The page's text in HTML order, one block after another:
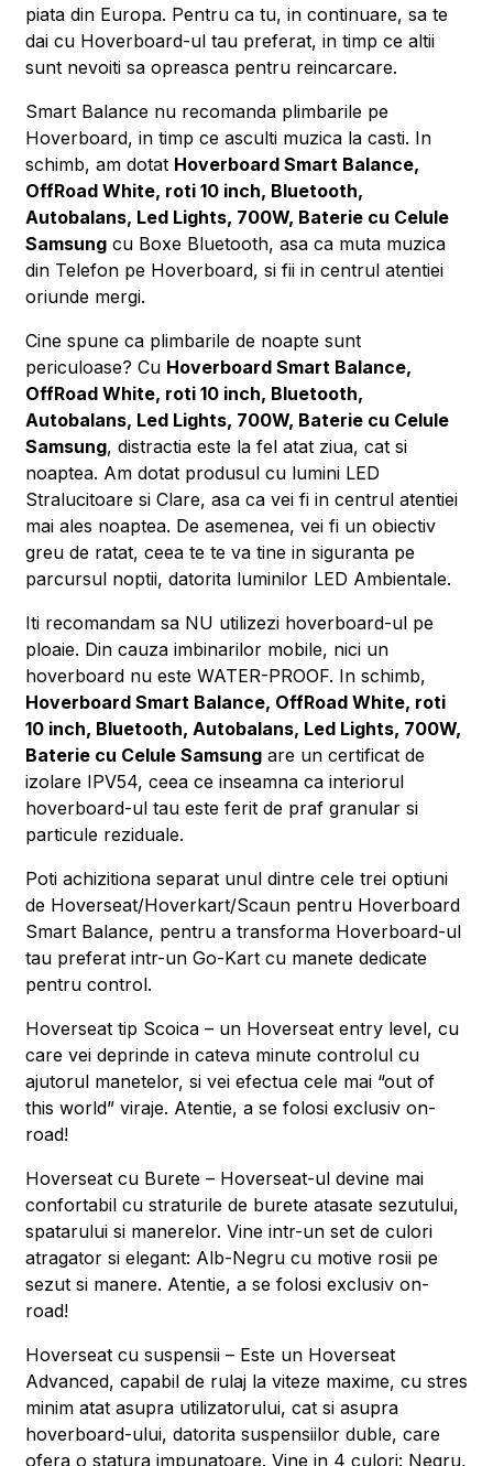
piata din Europa. Pentru ca tu, in continuare, sa te
dai cu Hoverboard-ul tau preferat, in timp ce altii
sunt nevoiti sa opreasca pentru reincarcare.
Smart Balance nu recomanda plimbarile pe
Hoverboard, in timp ce asculti muzica la casti. In
schimb, am dotat Hoverboard Smart Balance,
OffRoad White, roti 10 inch, Bluetooth,
Autobalans, Led Lights, 700W, Baterie cu Celule
Samsung cu Boxe Bluetooth, asa ca muta muzica
din Telefon pe Hoverboard, si fii in centrul atentiei
oriunde mergi.
Cine spune ca plimbarile de noapte sunt
periculoase? Cu Hoverboard Smart Balance,
OffRoad White, roti 10 inch, Bluetooth,
Autobalans, Led Lights, 700W, Baterie cu Celule
Samsung, distractia este la fel atat ziua, cat si
noaptea. Am dotat produsul cu lumini LED
Stralucitoare si Clare, asa ca vei fi in centrul atentiei
mai ales noaptea. De asemenea, vei fi un obiectiv
greu de ratat, ceea te te va tine in siguranta pe
parcursul noptii, datorita luminilor LED Ambientale.
Iti recomandam sa NU utilizezi hoverboard-ul pe
ploaie. Din cauza imbinarilor mobile, nici un
hoverboard nu este WATER-PROOF. In schimb,
Hoverboard Smart Balance, OffRoad White, roti
10 inch, Bluetooth, Autobalans, Led Lights, 700W,
Baterie cu Celule Samsung are un certificat de
izolare IPV54, ceea ce inseamna ca interiorul
hoverboard-ul tau este ferit de praf granular si
particule reziduale.
Poti achizitiona separat unul dintre cele trei optiuni
de Hoverseat/Hoverkart/Scaun pentru Hoverboard
Smart Balance, pentru a transforma Hoverboard-ul
tau preferat intr-un Go-Kart cu manete dedicate
pentru control.
Hoverseat tip Scoica – un Hoverseat entry level, cu
care vei deprinde in cateva minute controlul cu
ajutorul manetelor, si vei efectua cele mai “out of
this world” viraje. Atentie, a se folosi exclusiv on-
road!
Hoverseat cu Burete – Hoverseat-ul devine mai
confortabil cu straturile de burete atasate sezutului,
spatarului si manerelor. Vine intr-un set de culori
atragator si elegant: Alb-Negru cu motive rosii pe
sezut si manere. Atentie, a se folosi exclusiv on-
road!
Hoverseat cu suspensii – Este un Hoverseat
Advanced, capabil de rulaj la viteze maxime, cu stres
minim atat asupra utilizatorului, cat si asupra
hoverboard-ului, datorita suspensiilor duble, care
ofera o statura impunatoare. Vine in 4 culori: Negru,